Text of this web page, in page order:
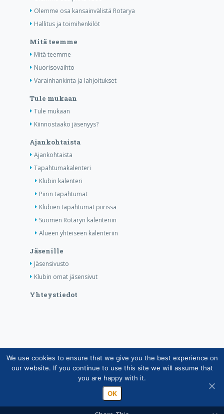
Olemme osa kansainvälistä Rotarya
Hallitus ja toimihenkilöt
Mitä teemme
Mitä teemme
Nuorisovaihto
Varainhankinta ja lahjoitukset
Tule mukaan
Tule mukaan
Kiinnostaako jäsenyys?
Ajankohtaista
Ajankohtaista
Tapahtumakalenteri
Klubin kalenteri
Piirin tapahtumat
Klubien tapahtumat piirissä
Suomen Rotaryn kalenteriin
Alueen yhteiseen kalenteriin
Jäsenille
Jäsensivusto
Klubin omat jäsensivut
Yhteystiedot
Copyright © Suomen Rotarypalvelu ry 2026 |
Jäsentietojärjestelmän tietosuojaseloste|Henkilötietojen
käsittely Rotarytoiminnassa
We use cookies to ensure that we give you the best experience on
our website. If you continue to use this site we will assume that
you are happy with it.
OK